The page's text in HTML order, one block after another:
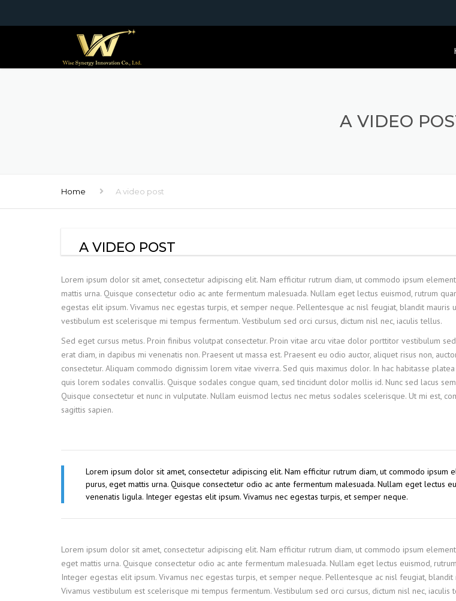
A VIDEO
Home A video post
A VIDEO POST
Lorem ipsum dolor sit amet, consectetur adipiscing elit. Nam efficitur rutrum diam, ut commodo ipsum
mattis urna. Quisque consectetur odio ac ante fermentum malesuada. Nullam eget lectus euismod, rutrum
egestas elit ipsum. Vivamus nec egestas turpis, et semper neque. Pellentesque ac nisl feugiat, blandit mauris
vestibulum est scelerisque mi tempus fermentum. Vestibulum sed orci cursus, dictum nisl nec, iaculis tellus.
Sed eget cursus metus. Proin finibus volutpat consectetur. Proin vitae arcu vitae dolor porttitor vestibulum
erat diam, in dapibus mi venenatis non. Praesent ut massa est. Praesent eu odio auctor, aliquet risus non,
consectetur. Aliquam commodo dignissim lorem vitae viverra. Sed quis maximus dolor. In hac habitasse
quis lorem sodales convallis. Quisque sodales congue quam, sed tincidunt dolor mollis id. Nunc sed lacus
Quisque consectetur et nunc in vulputate. Nullam euismod lectus nec metus sodales scelerisque. Ut mi est,
sagittis sapien.
Lorem ipsum dolor sit amet, consectetur adipiscing elit. Nam efficitur rutrum diam, ut commodo ipsum
purus, eget mattis urna. Quisque consectetur odio ac ante fermentum malesuada. Nullam eget lectus
venenatis ligula. Integer egestas elit ipsum. Vivamus nec egestas turpis, et semper neque.
Lorem ipsum dolor sit amet, consectetur adipiscing elit. Nam efficitur rutrum diam, ut commodo ipsum
eget mattis urna. Quisque consectetur odio ac ante fermentum malesuada. Nullam eget lectus euismod,
Integer egestas elit ipsum. Vivamus nec egestas turpis, et semper neque. Pellentesque ac nisl feugiat, blandit
Vivamus vestibulum est scelerisque mi tempus fermentum. Vestibulum sed orci cursus, dictum nisl nec, iaculis